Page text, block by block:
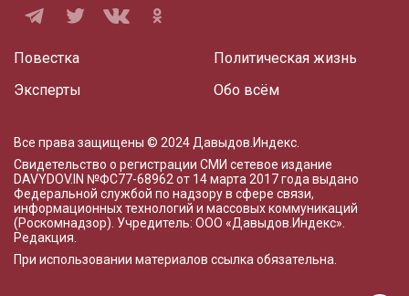
Повестка
Эксперты
Политическая жизнь
Обо всём
Все права защищены © 2024 Давыдов.Индекс.
Свидетельство о регистрации СМИ сетевое издание
DAVYDOV.IN №ФС77-68962 от 14 марта 2017 года выдано
Федеральной службой по надзору в сфере связи,
информационных технологий и массовых коммуникаций
(Роскомнадзор). Учредитель: ООО «Давыдов.Индекс».
Редакция
При использовании материалов ссылка обязательна.